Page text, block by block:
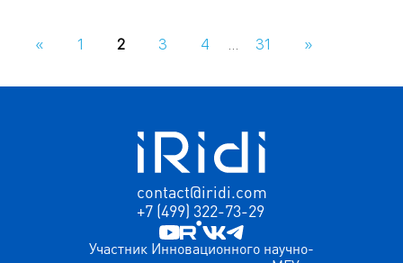
« Предыдущие
1 2 3 4 … 31
Следующие
»
contact@iridi.com
+7 (499) 322-73-29
Участник Инновационного научно-